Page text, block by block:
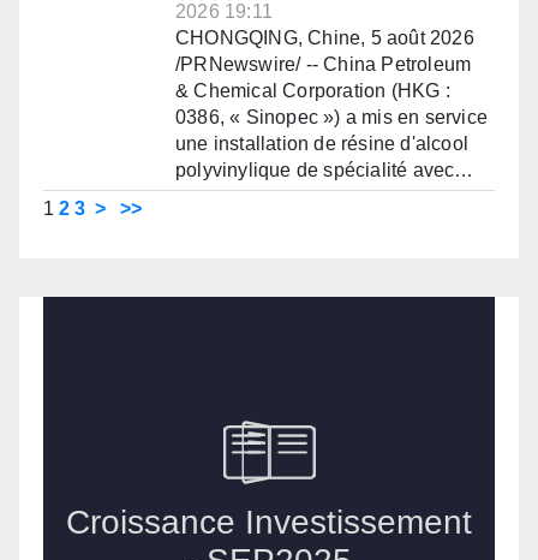
2026 19:11
CHONGQING, Chine, 5 août 2026
/PRNewswire/ -- China Petroleum
& Chemical Corporation (HKG :
0386, « Sinopec ») a mis en service
une installation de résine d'alcool
polyvinylique de spécialité avec…
1 2 3 > >>